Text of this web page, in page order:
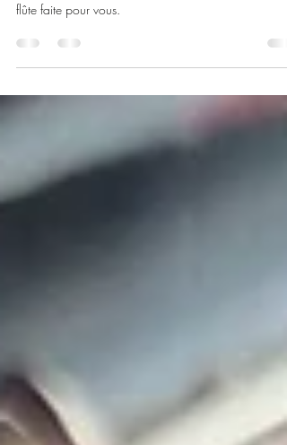
Tester une tête en argent transforme votre son. Essayez
chez VD Artisan à Tous Vents à Valence et trouvez la